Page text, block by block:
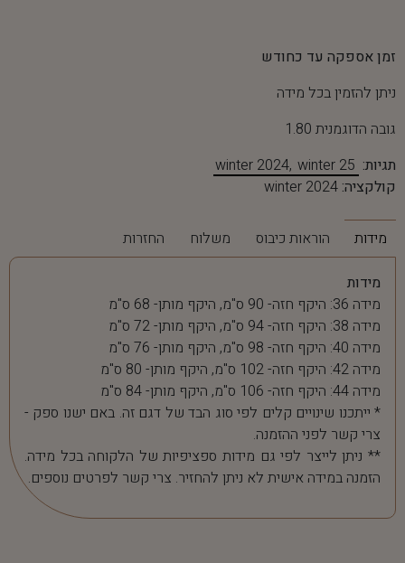
זמן אספקה עד כחודש
ניתן להזמין בכל מידה
גובה הדוגמנית 1.80
תגיות:
winter 2024 winter 25
קולקציה: winter 2024
מידות הוראות כיבוס משלוח החזרות
מידות
מידה 36: היקף חזה- 90 ס"מ, היקף מותן- 68 ס"מ
מידה 38: היקף חזה- 94 ס"מ, היקף מותן- 72 ס"מ
מידה 40: היקף חזה- 98 ס"מ, היקף מותן- 76 ס"מ
מידה 42: היקף חזה- 102 ס"מ, היקף מותן- 80 ס"מ
מידה 44: היקף חזה- 106 ס"מ, היקף מותן- 84 ס"מ
* ייתכנו שינויים קלים לפי סוג הבד של דגם זה. באם ישנו ספק -
צרי קשר לפני ההזמנה.
** ניתן לייצר לפי גם מידות ספציפיות של הלקוחה בכל מידה.
הזמנה במידה אישית לא ניתן להחזיר. צרי קשר לפרטים נוספים.